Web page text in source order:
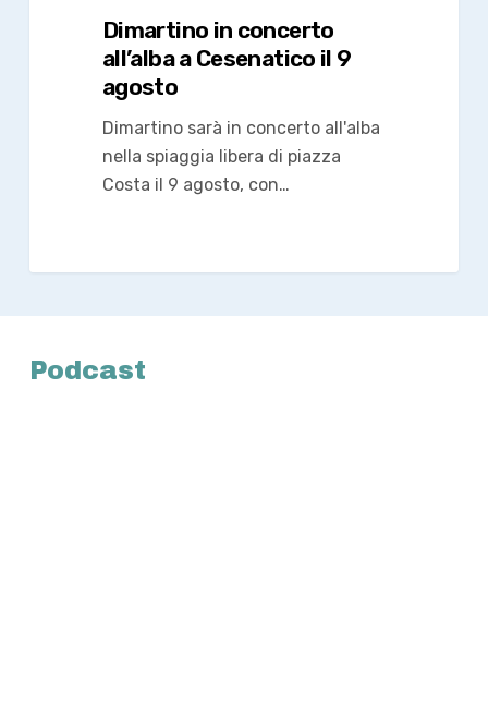
Dimartino in concerto
all’alba a Cesenatico il 9
agosto
Dimartino sarà in concerto all'alba
nella spiaggia libera di piazza
Costa il 9 agosto, con…
Podcast